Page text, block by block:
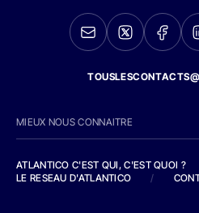
MIEUX NOUS CONNAITRE
ATLANTICO C'EST QUI, C'EST QUOI ?
LE RESEAU D'ATLANTICO
/